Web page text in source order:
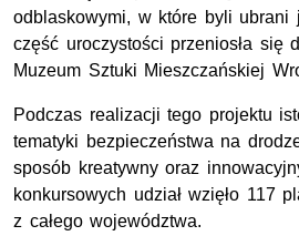
odblaskowymi, w które byli ubrani
część uroczystości przeniosła się
Muzeum Sztuki Mieszczańskiej
Podczas realizacji tego projektu
tematyki bezpieczeństwa na
sposób kreatywny oraz
konkursowych udział wzięło 117
z całego województwa.